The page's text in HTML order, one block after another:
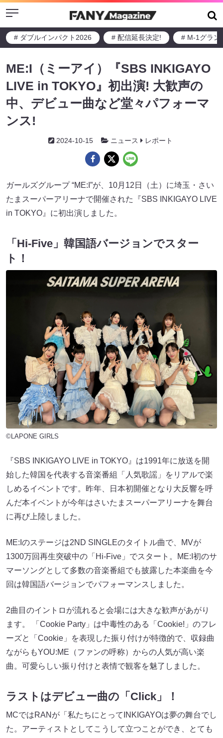
Menu
# ダブルインパクト2026 # 配信延長決定! # M-1グラン
ME:I（ミーアイ）『SBS INKIGAYO
LIVE in TOKYO』初出演! 大歓声の
中、デビュー曲など堂々パフォーマ
ンス!
2024-10-15 ニュース レポート
ガールズグループ “ME:I”が、10月12日（土）に埼玉・さい
たまスーパーアリーナで開催された『SBS INKIGAYO LIVE
in TOKYO』に初出演しました。
「Hi-Five」韓国語バージョンでスター
ト！
©LAPONE GIRLS
『SBS INKIGAYO LIVE in TOKYO』は1991年に放送を開
始した韓国を代表する音楽番組「人気歌謡」をリアルで楽
しめるイベントです。昨年、日本初開催となり大反響を呼
んだ本イベントが今年はさいたまスーパーアリーナを舞台
に再び上陸しました。
ME:Iのステージは2ND SINGLEのタイトル曲で、MVが
1300万回再生突破中の「Hi-Five」でスタート。ME:I初のサ
マーソングとして多数の音楽番組でも披露した本楽曲を今
回は韓国語バージョンでパフォーマンスしました。
2曲目のイントロが流れると会場には大きな歓声があがり
ます。 「Cookie Party」は中毒性のある「Cookie!」のフレ
ーズと「Cookie」を表現した振り付けが特徴的で、収録曲
ながらもYOU:ME（ファンの呼称）からの人気が高い楽
曲。可愛らしい振り付けと表情で観客を魅了しました。
ラストはデビュー曲の「Click」！
MCではRANが「私たちにとってINKIGAYOは夢の舞台でし
た。アーティストとしてこうして立つことができ、とても